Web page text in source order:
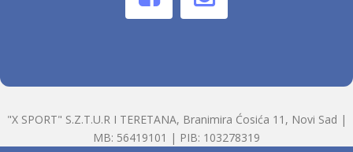
"X SPORT" S.Z.T.U.R I TERETANA, Branimira Ćosića 11, Novi Sad |
MB: 56419101 | PIB: 103278319